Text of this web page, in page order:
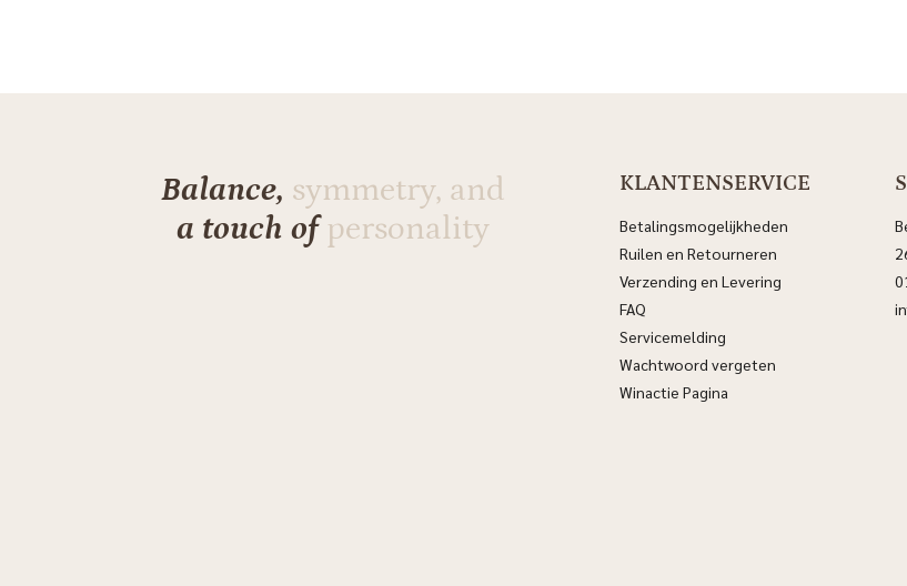
Balance, symmetry, and
a touch ofpersonality
KLANTENSERVICE
Betalingsmogelijkheden
Ruilen en Retourneren
Verzending en Levering
FAQ
Servicemelding
Wachtwoord vergeten
Winactie Pagina